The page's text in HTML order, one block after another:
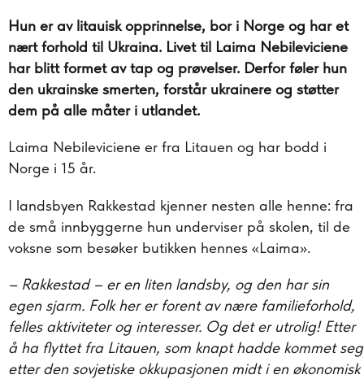
Hun er av litauisk opprinnelse, bor i Norge og har et
nært forhold til Ukraina. Livet til Laima Nebileviciene
har blitt formet av tap og prøvelser. Derfor føler hun
den ukrainske smerten, forstår ukrainere og støtter
dem på alle måter i utlandet.
Laima Nebileviciene er fra Litauen og har bodd i
Norge i 15 år.
I landsbyen Rakkestad kjenner nesten alle henne: fra
de små innbyggerne hun underviser på skolen, til de
voksne som besøker butikken hennes «Laima».
– Rakkestad – er en liten landsby, og den har sin
egen sjarm. Folk her er forent av nære familieforhold,
felles aktiviteter og interesser. Og det er utrolig! Etter
å ha flyttet fra Litauen, som knapt hadde kommet seg
etter den sovjetiske okkupasjonen midt i en økonomisk